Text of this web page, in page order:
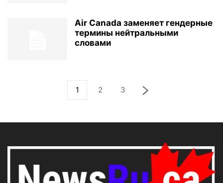
Air Canada заменяет гендерные
термины нейтральными
словами
1 2 3